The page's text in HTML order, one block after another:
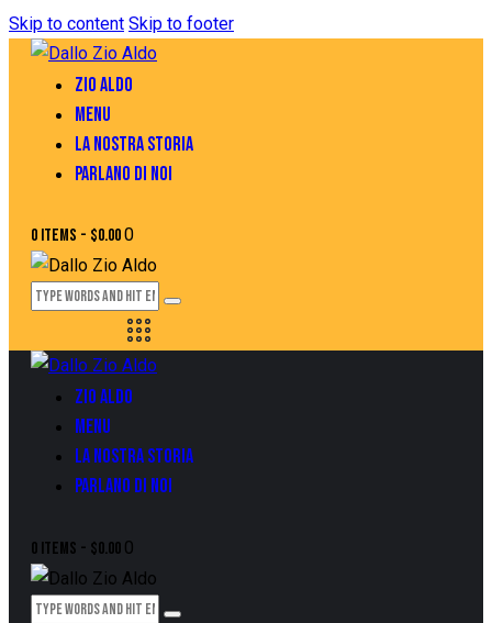
Skip to content Skip to footer
ZIO ALDO
MENU
LA NOSTRA STORIA
PARLANO DI NOI
0 items - $0.000
ZIO ALDO
MENU
LA NOSTRA STORIA
PARLANO DI NOI
0 items - $0.00 0